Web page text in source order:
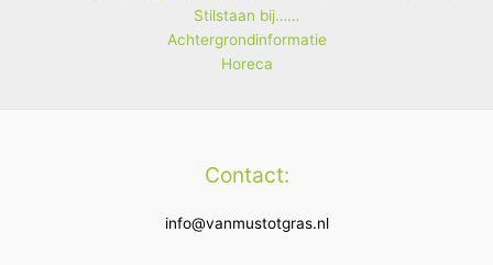
Stilstaan bij……
Achtergrondinformatie
Horeca
Contact:
info@vanmustotgras.nl